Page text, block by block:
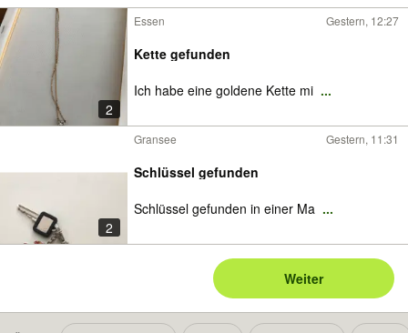
2
Essen Gestern, 12:27
Kette gefunden
Ich habe eine goldene Kette mi ...
2
Gransee Gestern, 11:31
Schlüssel gefunden
Schlüssel gefunden in einer Ma ...
Weiter